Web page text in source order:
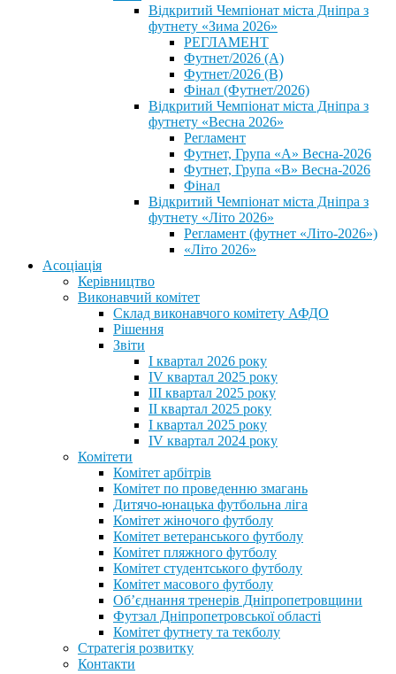
Відкритий Чемпіонат міста Дніпра з
футнету «Зима 2026»
РЕГЛАМЕНТ
Футнет/2026 (А)
Футнет/2026 (В)
Фінал (Футнет/2026)
Відкритий Чемпіонат міста Дніпра з
футнету «Весна 2026»
Регламент
Футнет, Група «А» Весна-2026
Футнет, Група «В» Весна-2026
Фінал
Відкритий Чемпіонат міста Дніпра з
футнету «Літо 2026»
Регламент (футнет «Літо-2026»)
«Літо 2026»
Асоціація
Керівництво
Виконавчий комітет
Склад виконавчого комітету АФДО
Рішення
Звіти
I квартал 2026 року
IV квартал 2025 року
III квартал 2025 року
II квартал 2025 року
I квартал 2025 року
IV квартал 2024 року
Комітети
Комітет арбітрів
Комітет по проведенню змагань
Дитячо-юнацька футбольна ліга
Комітет жіночого футболу
Комітет ветеранського футболу
Комітет пляжного футболу
Комітет студентського футболу
Комітет масового футболу
Обʼєднання тренерів Дніпропетровщини
Футзал Дніпропетровської області
Комітет футнету та текболу
Стратегія розвитку
Контакти